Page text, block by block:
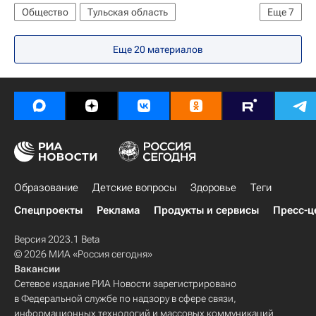
Еще7
Общество
Тульская область
Жизнь без преград
Европа
Весь мир
Владимир Груздев
Правительство Тульской области
Россия
Еще 20 материалов
Образование Детские вопросы Здоровье
Теги
Спецпроекты
Реклама Продукты и сервисы Пресс-
Версия 2023.1 Beta
© 2026 МИА «Россия сегодня»
Вакансии
Сетевое издание РИА Новости зарегистрировано
в Федеральной службе по надзору в сфере связи,
информационных технологий и массовых коммуникаций